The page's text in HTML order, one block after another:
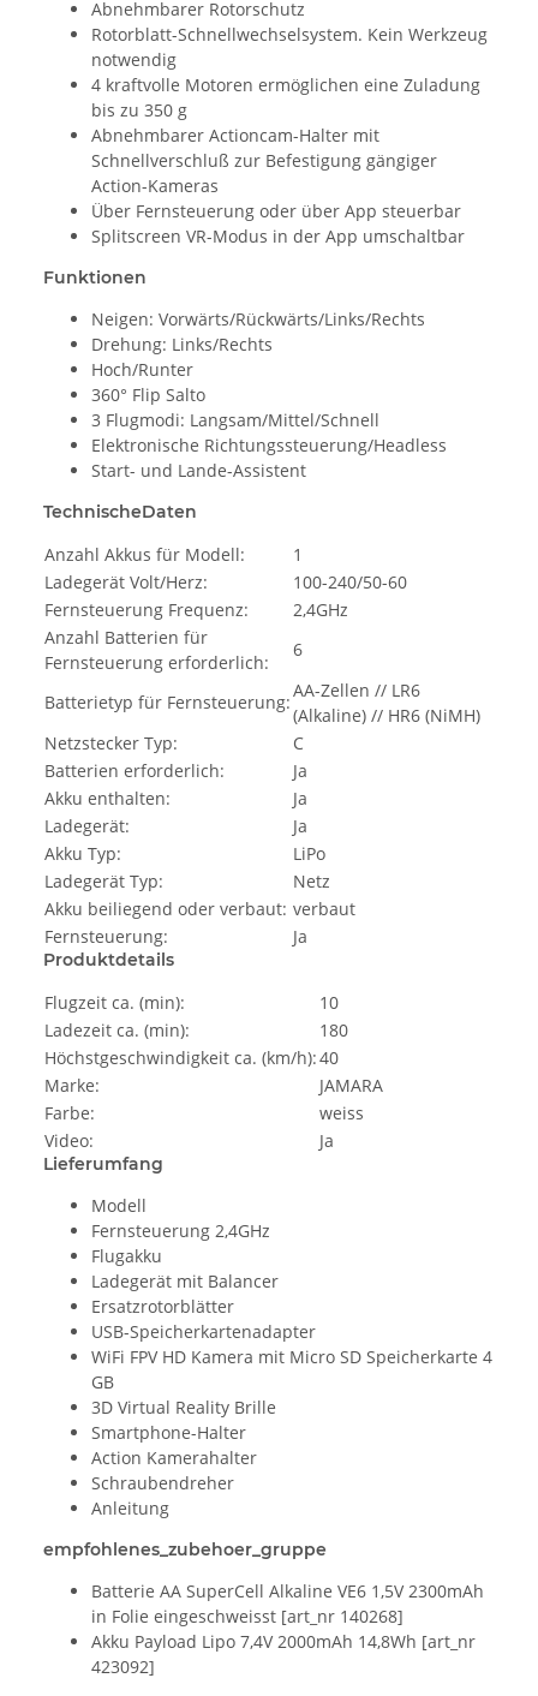
Abnehmbarer Rotorschutz
Rotorblatt-Schnellwechselsystem. Kein Werkzeug
notwendig
4 kraftvolle Motoren ermöglichen eine Zuladung
bis zu 350 g
Abnehmbarer Actioncam-Halter mit
Schnellverschluß zur Befestigung gängiger
Action-Kameras
Über Fernsteuerung oder über App steuerbar
Splitscreen VR-Modus in der App umschaltbar
Funktionen
Neigen: Vorwärts/Rückwärts/Links/Rechts
Drehung: Links/Rechts
Hoch/Runter
360° Flip Salto
3 Flugmodi: Langsam/Mittel/Schnell
Elektronische Richtungssteuerung/Headless
Start- und Lande-Assistent
TechnischeDaten
Anzahl Akkus für Modell:
1
Ladegerät Volt/Herz:
100-240/50-60
Fernsteuerung Frequenz:
2,4GHz
Anzahl Batterien für
Fernsteuerung erforderlich:
6
Batterietyp für Fernsteuerung:
AA-Zellen // LR6
(Alkaline) // HR6 (NiMH)
Netzstecker Typ:
C
Batterien erforderlich:
Ja
Akku enthalten:
Ja
Ladegerät:
Ja
Akku Typ:
LiPo
Ladegerät Typ:
Netz
Akku beiliegend oder verbaut: verbaut
Fernsteuerung:
Ja
Produktdetails
Flugzeit ca. (min):
10
Ladezeit ca. (min):
180
Höchstgeschwindigkeit ca. (km/h):40
Marke:
JAMARA
Farbe:
weiss
Video:
Ja
Lieferumfang
Modell
Fernsteuerung 2,4GHz
Flugakku
Ladegerät mit Balancer
Ersatzrotorblätter
USB-Speicherkartenadapter
WiFi FPV HD Kamera mit Micro SD Speicherkarte 4
GB
3D Virtual Reality Brille
Smartphone-Halter
Action Kamerahalter
Schraubendreher
Anleitung
empfohlenes_zubehoer_gruppe
Batterie AA SuperCell Alkaline VE6 1,5V 2300mAh
in Folie eingeschweisst [art_nr 140268]
Akku Payload Lipo 7,4V 2000mAh 14,8Wh [art_nr
423092]